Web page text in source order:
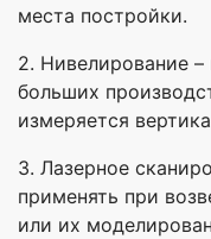
места постройки.
2. Нивелирование –
больших
измеряется
3. Лазерное
применять при
или их